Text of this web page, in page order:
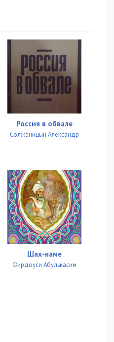
12:21
05:28
08:18
08:55
08:38
07:38
10:00
Россия в обвале
Солженицын Александр
Шах-наме
Фирдоуси Абулькасим